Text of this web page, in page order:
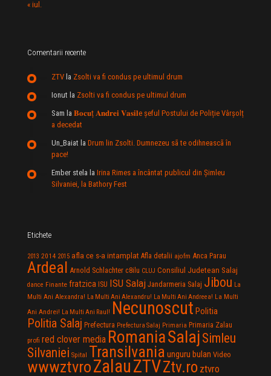
« iul.
Comentarii recente
ZTV la Zsolti va fi condus pe ultimul drum
Ionut la Zsolti va fi condus pe ultimul drum
Sam la 𝐁𝐨𝐜𝐮ț 𝐀𝐧𝐝𝐫𝐞𝐢 𝐕𝐚𝐬𝐢𝐥e şeful Postului de Poliție Vârșolț
a decedat
Un_Baiat la Drum lin Zsolti. Dumnezeu sã te odihneascã în
pace!
Ember stela la Irina Rimes a încântat publicul din Şimleu
Silvaniei, la Bathory Fest
Etichete
2013 2014 2015 afla ce s-a intamplat Afla detalii ajofm Anca Parau
Ardeal Arnold Schlachter c8ilu CLUJ Consiliul Judetean Salaj
dance Finante fratzica ISU ISU Salaj Jandarmeria Salaj Jibou La
Multi Ani Alexandra! La Multi Ani Alexandru! La Multi Ani Andreea! La Multi
Ani Andrei! La Multi Ani Raul! Necunoscut Politia
Politia Salaj Prefectura Prefectura Salaj Primaria Primaria Zalau
profi red clover media RomaniaSalaj Simleu
Silvaniei Spital Transilvania unguru bulan Video
wwwztvroZalauZTVZtv.ro ztvro